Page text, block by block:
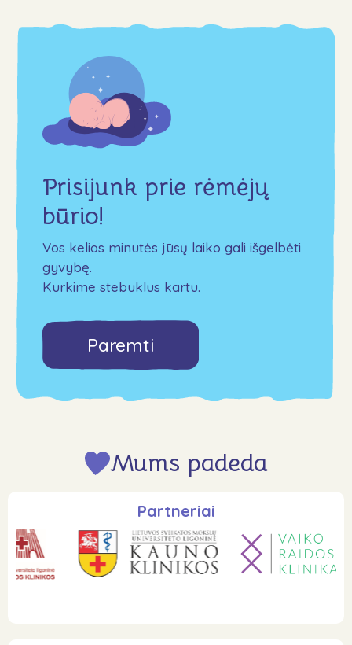
Prisijunk prie rėmėjų
būrio!
Vos kelios minutės jūsų laiko gali išgelbėti
gyvybę.
Kurkime stebuklus kartu.
Paremti
Mums padeda
Partneriai